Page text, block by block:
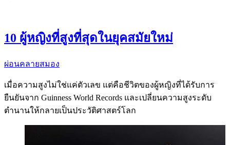
10 ผู้หญิงที่สูงที่สุดในยุคสมัยใหม่
ผ่อนคลายสมอง
เมื่อความสูงไม่ใช่แค่ตัวเลข แต่คือชีวิตของผู้หญิงที่ได้รับการ
ยืนยันจาก Guinness World Records และเปลี่ยนความสูงระดับ
ตำนานให้กลายเป็นประวัติศาสตร์โลก